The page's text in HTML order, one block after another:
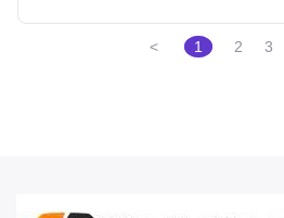
东风股份
< 1 2 3